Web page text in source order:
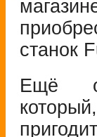
станок
Ещё